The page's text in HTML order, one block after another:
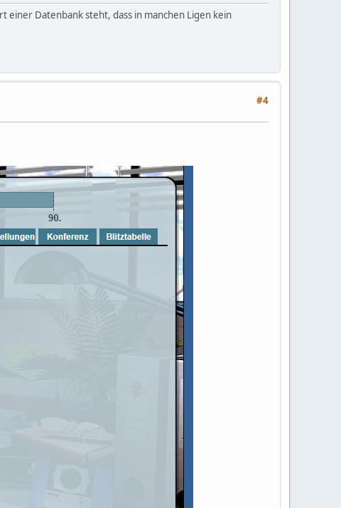
einer Datenbank steht, dass in manchen Ligen kein
#4